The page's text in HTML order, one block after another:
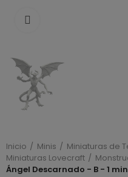
Inicio Minis
Miniaturas de
Miniaturas Lovecraft
Ángel Descarnado - B - 1